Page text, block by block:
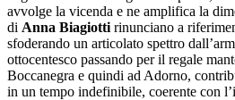
avvolge la vicenda e ne amplifica la
di Anna Biagiotti rinunciano a
sfoderando un articolato spettro
ottocentesco passando per il regale
Boccanegra e quindi ad Adorno,
in un tempo indefinibile, coerente con